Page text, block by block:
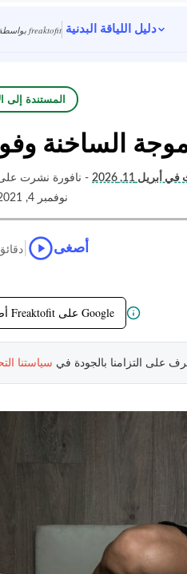
بواسطة freaktofit دليل اللياقة البدنية
✓ المستندة إلى
الساخنة
11, 2026
- نافورة نشرت
نوفمبر 4, 2021
5 أصغى
أضف Freaktofit على Google
على التزامنا بالجودة في سياستنا